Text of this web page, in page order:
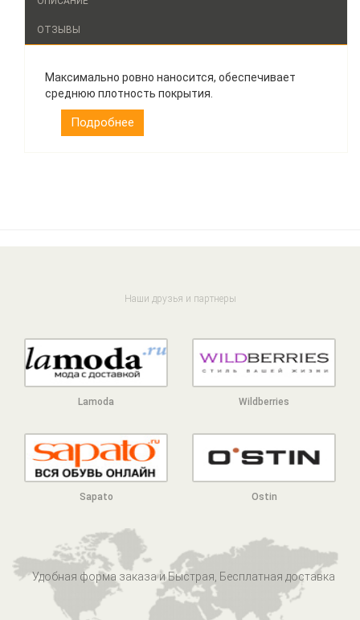
ОТЗЫВЫ
Максимально ровно наносится, обеспечивает
среднюю плотность покрытия.
Подробнее
Наши друзья и партнеры
Lamoda Wildberries
Sapato Ostin
Удобная форма заказа и Быстрая, Бесплатная доставка